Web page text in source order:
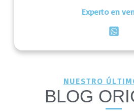
Experto en
NUESTRO
BLOG